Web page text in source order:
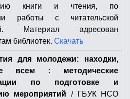
книги и чтения, по
работы с читательской
Материал адресован
библиотек. Скачать
для молодежи: находки,
всем : методические
по подготовке и
мероприятий / ГБУК НСО